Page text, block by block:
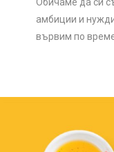
амбиции и
вървим по